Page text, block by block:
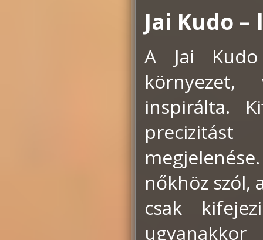
Jai Kudo
A Jai
inspirálta.
nőkhöz szól,
csak